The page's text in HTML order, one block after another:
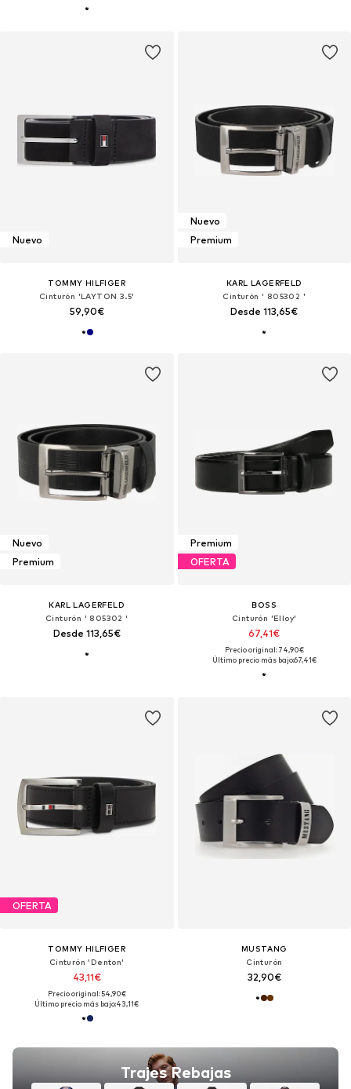
Nuevo
TOMMY HILFIGER
Cinturón 'LAYTON 3.5'
59,90€
Nuevo
Premium
KARL LAGERFELD
Cinturón ' 805302 '
Desde 113,65€
Nuevo
Premium
KARL LAGERFELD
Cinturón ' 805302 '
Desde 113,65€
Premium
OFERTA
BOSS
Cinturón 'Elloy'
67,41€
Precio original: 74,90€
Último precio más bajo:67,41€
OFERTA
TOMMY HILFIGER
Cinturón 'Denton'
43,11€
Precio original: 54,90€
Último precio más bajo:43,11€
Trajes Rebajas
MUSTANG
Cinturón
32,90€